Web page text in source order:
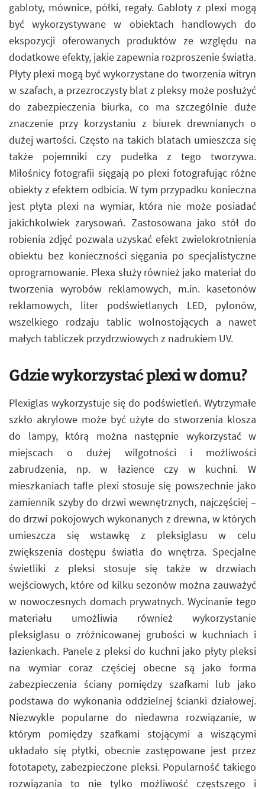
gabloty, mównice, półki, regały. Gabloty z plexi mogą
być wykorzystywane w obiektach handlowych do
ekspozycji oferowanych produktów ze względu na
dodatkowe efekty, jakie zapewnia rozproszenie światła.
Płyty plexi mogą być wykorzystane do tworzenia witryn
w szafach, a przezroczysty blat z pleksy może posłużyć
do zabezpieczenia biurka, co ma szczególnie duże
znaczenie przy korzystaniu z biurek drewnianych o
dużej wartości. Często na takich blatach umieszcza się
także pojemniki czy pudełka z tego tworzywa.
Miłośnicy fotografii sięgają po plexi fotografując różne
obiekty z efektem odbicia. W tym przypadku konieczna
jest płyta plexi na wymiar, która nie może posiadać
jakichkolwiek zarysowań. Zastosowana jako stół do
robienia zdjęć pozwala uzyskać efekt zwielokrotnienia
obiektu bez konieczności sięgania po specjalistyczne
oprogramowanie. Plexa służy również jako materiał do
tworzenia wyrobów reklamowych, m.in. kasetonów
reklamowych, liter podświetlanych LED, pylonów,
wszelkiego rodzaju tablic wolnostojących a nawet
małych tabliczek przydrzwiowych z nadrukiem UV.
Gdzie wykorzystać plexi w domu?
Plexiglas wykorzystuje się do podświetleń. Wytrzymałe
szkło akrylowe może być użyte do stworzenia klosza
do lampy, którą można następnie wykorzystać w
miejscach o dużej wilgotności i możliwości
zabrudzenia, np. w łazience czy w kuchni. W
mieszkaniach tafle plexi stosuje się powszechnie jako
zamiennik szyby do drzwi wewnętrznych, najczęściej –
do drzwi pokojowych wykonanych z drewna, w których
umieszcza się wstawkę z pleksiglasu w celu
zwiększenia dostępu światła do wnętrza. Specjalne
świetliki z pleksi stosuje się także w drzwiach
wejściowych, które od kilku sezonów można zauważyć
w nowoczesnych domach prywatnych. Wycinanie tego
materiału umożliwia również wykorzystanie
pleksiglasu o zróżnicowanej grubości w kuchniach i
łazienkach. Panele z pleksi do kuchni jako płyty pleksi
na wymiar coraz częściej obecne są jako forma
zabezpieczenia ściany pomiędzy szafkami lub jako
podstawa do wykonania oddzielnej ścianki działowej.
Niezwykle popularne do niedawna rozwiązanie, w
którym pomiędzy szafkami stojącymi a wiszącymi
układało się płytki, obecnie zastępowane jest przez
fototapety, zabezpieczone pleksi. Popularność takiego
rozwiązania to nie tylko możliwość częstszego i